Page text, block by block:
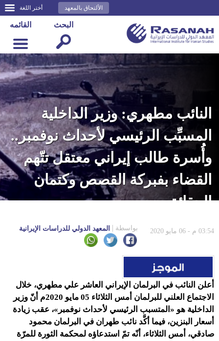
أختر اللغة الألتحاق بالمعهد
القائمه البحث
النائب مطهري: وزير الداخلية
المسبِّب الرئيسي لأحداث نوفمبر..
وأُسرة طالب إيراني معتقل تتّهم
القضاء بفبركة القصص وكتمان
الحقائق
03:54 م - 06 مايو 2020 بواسطة المعهد الدولي للدراسات الإيرانية
أعلن النائب في البرلمان الإيراني العاشر علي مطهري، خلال
الاجتماع العلني للبرلمان أمس الثلاثاء 05 مايو 2020م أنّ وزير
الداخلية هو «المتسبب الرئيسي لأحداث نوفمبر»، عقب زيادة
أسعار البنزين، فيما أكَّد نائب طهران في البرلمان محمود
صادقي، أمس الثلاثاء، أنّه تمّ استدعاؤه لمحكمة الثورة للمرّة